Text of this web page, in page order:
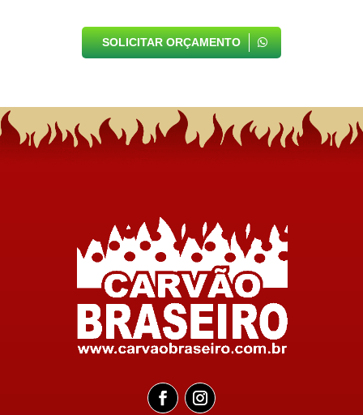
SOLICITAR ORÇAMENTO